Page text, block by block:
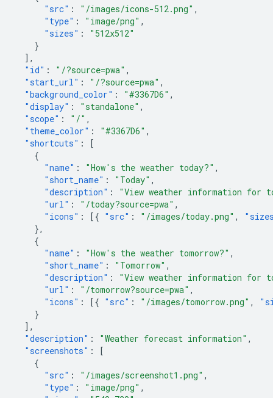
"src" : "/images/icons-512.png" ,
"type" : "image/png" ,
"sizes" :
"512x512"
}
],
"id" : "/?source=pwa" ,
"start_url" : "/?source=pwa" ,
"background_color" : "#3367D6" ,
"display" : "standalone" ,
"scope" : "/" ,
"theme_color" : "#3367D6" ,
"shortcuts" :
[
{
"name" : "How's the weather today?" ,
"short_name" : "Today" ,
"description" :
"View weather information for
"url" : "/today?source=pwa" ,
"icons" : [{ "src" : "/images/today.png" ,
},
{
"name" : "How's the weather tomorrow?" ,
"short_name" : "Tomorrow" ,
"description" :
"View weather information for
"url" : "/tomorrow?source=pwa" ,
"icons" : [{ "src" : "/images/tomorrow.png" ,
}
],
"description" : "Weather forecast information" ,
"screenshots" :
[
{
"src" : "/images/screenshot1.png" ,
"type" : "image/png" ,